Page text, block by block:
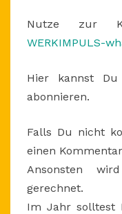
Nutze zur
WERKIMPULS-
Hier kannst
abonnieren.
Falls Du nicht
einen
Ansonsten
gerechnet.
Im Jahr solltest